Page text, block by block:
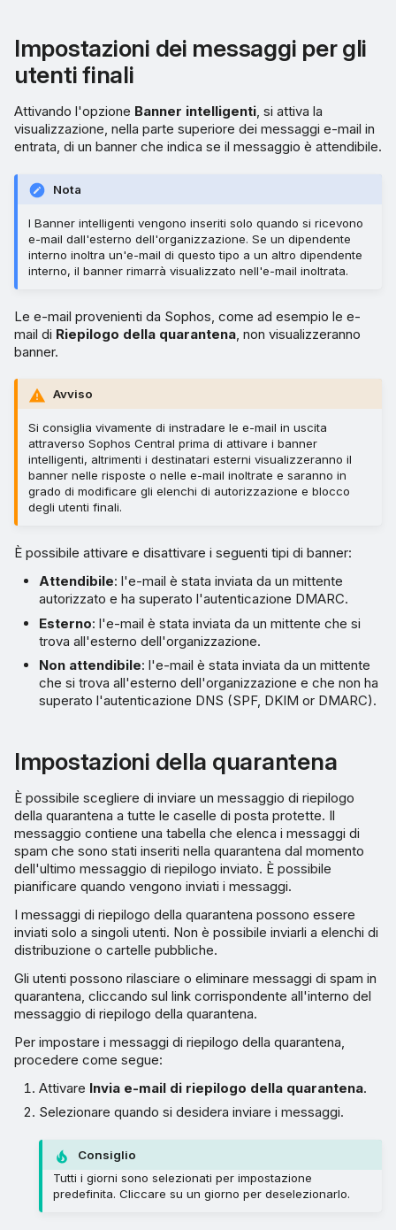
Impostazioni dei messaggi per gli
utenti finali
Attivando l'opzione Banner intelligenti, si attiva la
visualizzazione, nella parte superiore dei messaggi e-mail in
entrata, di un banner che indica se il messaggio è attendibile.
Nota
I Banner intelligenti vengono inseriti solo quando si ricevono
e-mail dall'esterno dell'organizzazione. Se un dipendente
interno inoltra un'e-mail di questo tipo a un altro dipendente
interno, il banner rimarrà visualizzato nell'e-mail inoltrata.
Le e-mail provenienti da Sophos, come ad esempio le e-
mail di Riepilogo della quarantena , non visualizzeranno
banner.
Avviso
Si consiglia vivamente di instradare le e-mail in uscita
attraverso Sophos Central prima di attivare i banner
intelligenti, altrimenti i destinatari esterni visualizzeranno il
banner nelle risposte o nelle e-mail inoltrate e saranno in
grado di modificare gli elenchi di autorizzazione e blocco
degli utenti finali.
È possibile attivare e disattivare i seguenti tipi di banner:
Attendibile: l'e-mail è stata inviata da un mittente
autorizzato e ha superato l'autenticazione DMARC.
Esterno: l'e-mail è stata inviata da un mittente che si
trova all'esterno dell'organizzazione.
Non attendibile: l'e-mail è stata inviata da un mittente
che si trova all'esterno dell'organizzazione e che non ha
superato l'autenticazione DNS (SPF, DKIM or DMARC).
Impostazioni della quarantena
È possibile scegliere di inviare un messaggio di riepilogo
della quarantena a tutte le caselle di posta protette. Il
messaggio contiene una tabella che elenca i messaggi di
spam che sono stati inseriti nella quarantena dal momento
dell'ultimo messaggio di riepilogo inviato. È possibile
pianificare quando vengono inviati i messaggi.
I messaggi di riepilogo della quarantena possono essere
inviati solo a singoli utenti. Non è possibile inviarli a elenchi di
distribuzione o cartelle pubbliche.
Gli utenti possono rilasciare o eliminare messaggi di spam in
quarantena, cliccando sul link corrispondente all'interno del
messaggio di riepilogo della quarantena.
Per impostare i messaggi di riepilogo della quarantena,
procedere come segue:
Attivare Invia e-mail di riepilogo della quarantena.
Selezionare quando si desidera inviare i messaggi.
Consiglio
Tutti i giorni sono selezionati per impostazione
predefinita. Cliccare su un giorno per deselezionarlo.